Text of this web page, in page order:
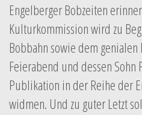
Engelberger Bobzeiten
Kulturkommission wird zu
Bobbahn sowie dem
Feierabend und dessen
Publikation in der Reihe der
widmen. Und zu guter Letzt